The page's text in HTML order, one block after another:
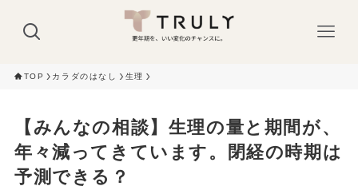
TOP カラダのはなし 生理
【みんなの相談】生理の量と期間が、
年々減ってきています。閉経の時期は
予測できる？